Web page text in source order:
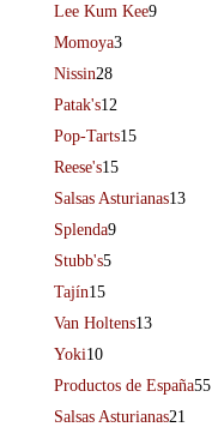
Lee Kum Kee9
Momoya3
Nissin28
Patak's12
Pop-Tarts15
Reese's15
Salsas Asturianas13
Splenda9
Stubb's5
Tajín15
Van Holtens13
Yoki10
Productos de España55
Salsas Asturianas21